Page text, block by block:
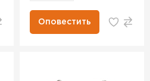
Оповестить